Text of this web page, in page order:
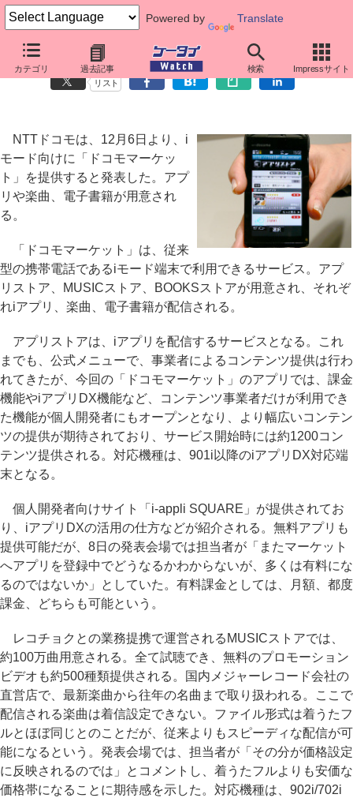
Powered by Translate
カテゴリ 過去記事 検索 Impressサイト
ドコモ、12月よりiモード向け「ドコモマーケット」
リスト
NTTドコモは、12月6日より、i
モード向けに「ドコモマーケッ
ト」を提供すると発表した。アプ
リや楽曲、電子書籍が用意され
る。
「ドコモマーケット」は、従来
型の携帯電話であるiモード端末で利用できるサービス。アプ
リストア、MUSICストア、BOOKSストアが用意され、それぞ
れiアプリ、楽曲、電子書籍が配信される。
アプリストアは、iアプリを配信するサービスとなる。これ
までも、公式メニューで、事業者によるコンテンツ提供は行わ
れてきたが、今回の「ドコモマーケット」のアプリでは、課金
機能やiアプリDX機能など、コンテンツ事業者だけが利用でき
た機能が個人開発者にもオープンとなり、より幅広いコンテン
ツの提供が期待されており、サービス開始時には約1200コン
テンツ提供される。対応機種は、901i以降のiアプリDX対応端
末となる。
個人開発者向けサイト「i-appli SQUARE」が提供されてお
り、iアプリDXの活用の仕方などが紹介される。無料アプリも
提供可能だが、8日の発表会場では担当者が「またマーケット
へアプリを登録中でどうなるかわからないが、多くは有料にな
るのではないか」としていた。有料課金としては、月額、都度
課金、どちらも可能という。
レコチョクとの業務提携で運営されるMUSICストアでは、
約100万曲用意される。全て試聴でき、無料のプロモーション
ビデオも約500種類提供される。国内メジャーレコード会社の
直営店で、最新楽曲から往年の名曲まで取り扱われる。ここで
配信される楽曲は着信設定できない。ファイル形式は着うたフ
ルとほぼ同じとのことだが、従来よりもスピーディな配信が可
能になるという。発表会場では、担当者が「その分が価格設定
に反映されるのでは」とコメントし、着うたフルよりも安価な
価格帯になることに期待感を示した。対応機種は、902i/702i